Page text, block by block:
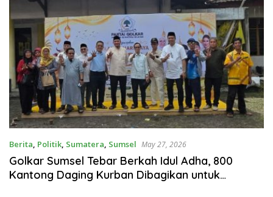
Berita, Politik, Sumatera, Sumsel May 27, 2026
Golkar Sumsel Tebar Berkah Idul Adha, 800
Kantong Daging Kurban Dibagikan untuk